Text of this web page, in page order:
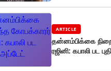
ARTICLE
தன்னம்பிக்கை
ரஜினி: கபாலி பட